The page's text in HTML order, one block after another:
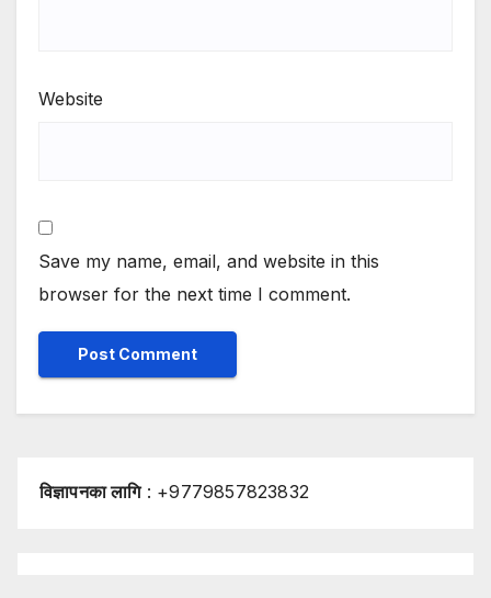
Website
Save my name, email, and website in this
browser for the next time I comment.
विज्ञापनका लागि: +9779857823832